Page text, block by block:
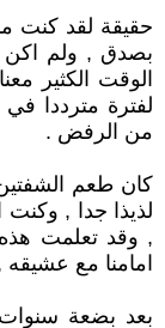
حقيقة لقد كنت
بصدق , ولم اكن
الوقت الكثير
لفترة مترددا
من الرفض .
كان طعم
لذيذا جدا ,
, وقد تعلمت هذه
امامنا مع عشيقه
بعد بضعة